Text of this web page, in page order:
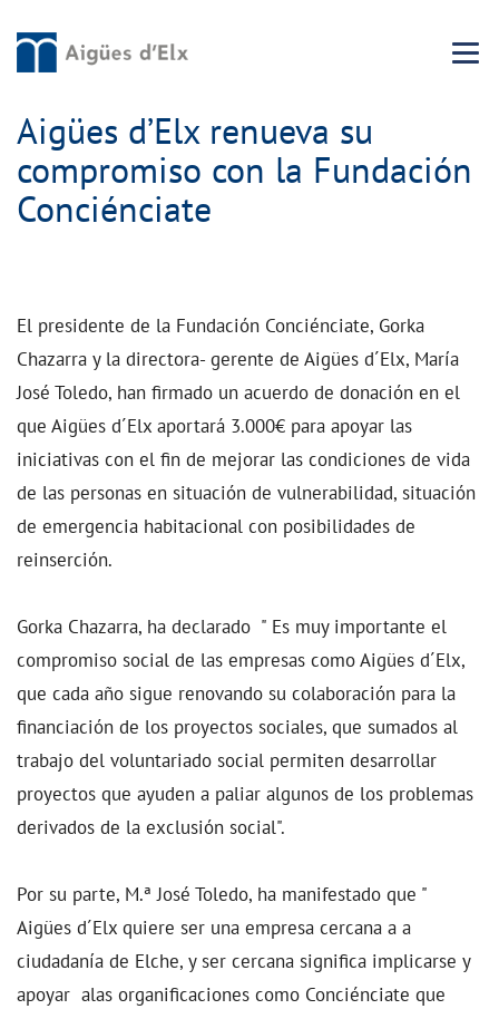
Menu
Aigües d’Elx renueva su
compromiso con la Fundación
Conciénciate
El presidente de la Fundación Conciénciate, Gorka
Chazarra y la directora- gerente de Aigües d´Elx, María
José Toledo, han firmado un acuerdo de donación en el
que Aigües d´Elx aportará 3.000€ para apoyar las
iniciativas con el fin de mejorar las condiciones de vida
de las personas en situación de vulnerabilidad, situación
de emergencia habitacional con posibilidades de
reinserción.
Gorka Chazarra, ha declarado " Es muy importante el
compromiso social de las empresas como Aigües d´Elx,
que cada año sigue renovando su colaboración para la
financiación de los proyectos sociales, que sumados al
trabajo del voluntariado social permiten desarrollar
proyectos que ayuden a paliar algunos de los problemas
derivados de la exclusión social".
Por su parte, M.ª José Toledo, ha manifestado que "
Aigües d´Elx quiere ser una empresa cercana a a
ciudadanía de Elche, y ser cercana significa implicarse y
apoyar alas organificaciones como Conciénciate que